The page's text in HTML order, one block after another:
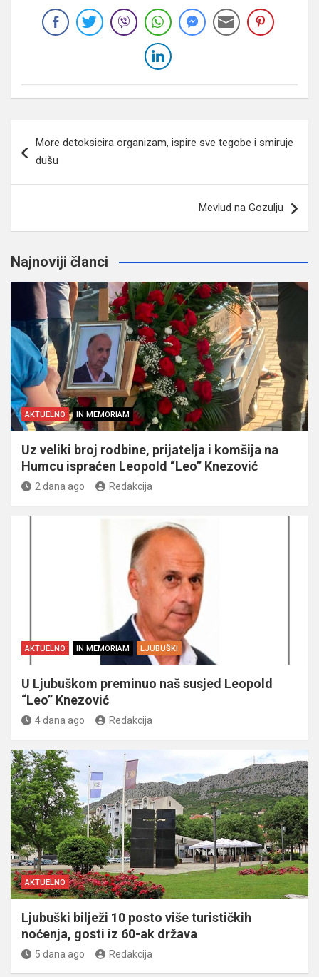
članaka
More detoksicira organizam, ispire sve tegobe i smiruje
dušu
Mevlud na Gozulju
Najnoviji članci
AKTUELNO IN MEMORIAM
Uz veliki broj rodbine, prijatelja i komšija na
Humcu ispraćen Leopold “Leo” Knezović
2 dana ago Redakcija
AKTUELNO IN MEMORIAM LJUBUŠKI
U Ljubuškom preminuo naš susjed Leopold
“Leo” Knezović
4 dana ago Redakcija
AKTUELNO
Ljubuški bilježi 10 posto više turističkih
noćenja, gosti iz 60-ak država
5 dana ago Redakcija